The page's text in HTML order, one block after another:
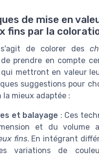
de mise en
fins par la
de colorer des
prendre en compte
qui mettront en valeur
suggestions pour
la mieux adaptée :
et balayage : Ces
et du volume
fins. En intégrant
variations de